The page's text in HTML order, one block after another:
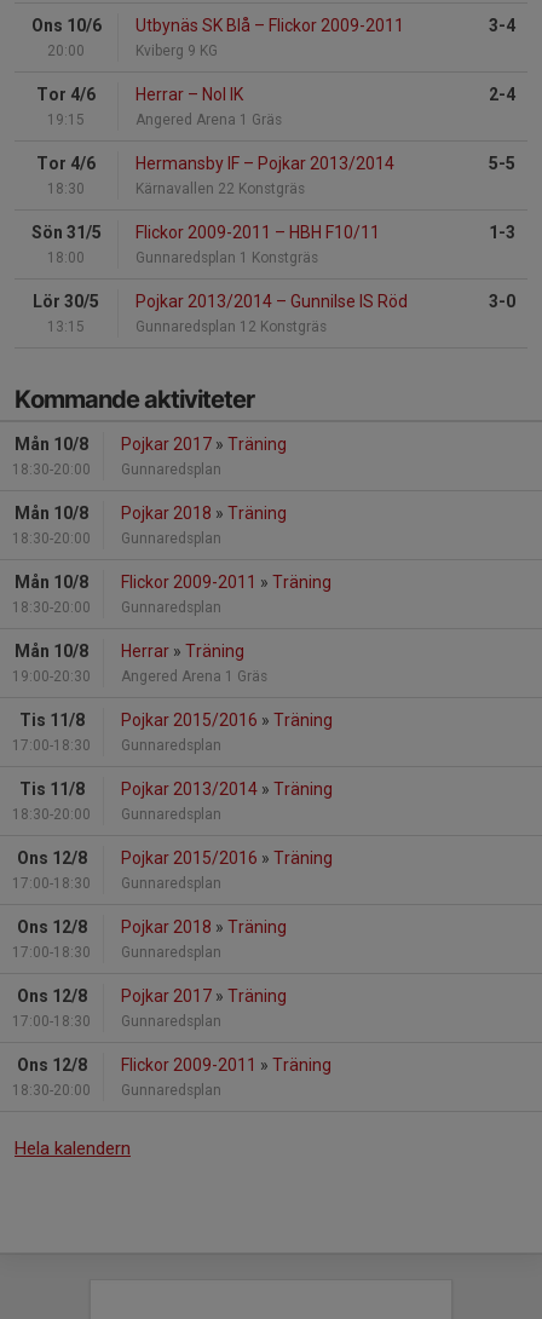
Ons 10/6
20:00
Utbynäs SK Blå – Flickor 2009-2011
Kviberg 9 KG
3-4
Tor 4/6
19:15
Herrar – Nol IK
Angered Arena 1 Gräs
2-4
Tor 4/6
18:30
Hermansby IF – Pojkar 2013/2014
Kärnavallen 22 Konstgräs
5-5
Sön 31/5
18:00
Flickor 2009-2011 – HBH F10/11
Gunnaredsplan 1 Konstgräs
1-3
Lör 30/5
13:15
Pojkar 2013/2014 – Gunnilse IS Röd
Gunnaredsplan 12 Konstgräs
3-0
Kommande aktiviteter
Mån 10/8
18:30-20:00
Pojkar 2017 » Träning
Gunnaredsplan
Mån 10/8
18:30-20:00
Pojkar 2018 » Träning
Gunnaredsplan
Mån 10/8
18:30-20:00
Flickor 2009-2011 » Träning
Gunnaredsplan
Mån 10/8
19:00-20:30
Herrar » Träning
Angered Arena 1 Gräs
Tis 11/8
17:00-18:30
Pojkar 2015/2016 » Träning
Gunnaredsplan
Tis 11/8
18:30-20:00
Pojkar 2013/2014 » Träning
Gunnaredsplan
Ons 12/8
17:00-18:30
Pojkar 2015/2016 » Träning
Gunnaredsplan
Ons 12/8
17:00-18:30
Pojkar 2018 » Träning
Gunnaredsplan
Ons 12/8
17:00-18:30
Pojkar 2017 » Träning
Gunnaredsplan
Ons 12/8
18:30-20:00
Flickor 2009-2011 » Träning
Gunnaredsplan
Hela kalendern